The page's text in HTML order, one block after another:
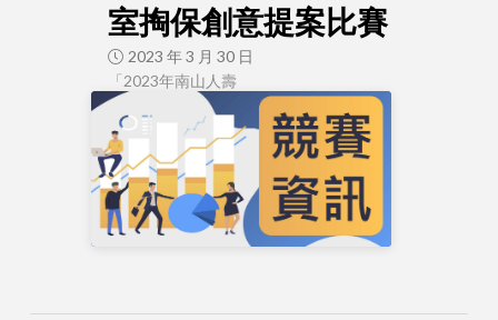
室掏保創意提案比賽
2023 年 3 月 30 日
「2023年南山人壽